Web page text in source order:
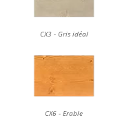
CX3 - Gris idéal
CX6 - Erable